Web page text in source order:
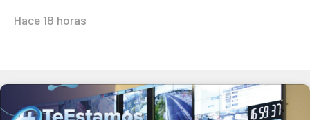
Hace 18 horas